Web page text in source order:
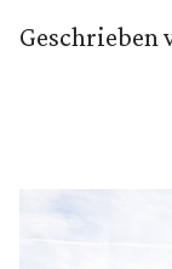
Geschrieben